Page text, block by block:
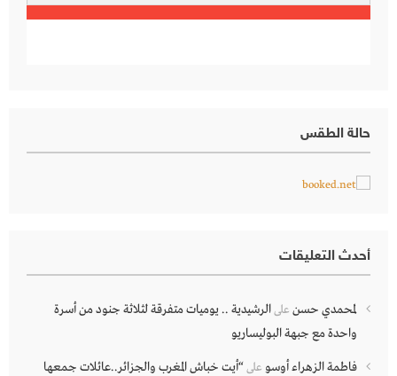
حالة الطقس
أحدث التعليقات
لمحمدي حسن علىالرشيدية .. يوميات متفرقة لثلاثة جنود من أسرة
واحدة مع جبهة البوليساريو
فاطمة الزهراء أوسو على“أيت خباش المغرب والجزائر..عائلات جمعها